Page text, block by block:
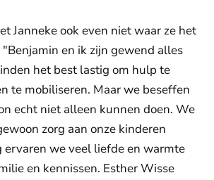
Janneke ook even niet waar ze het
en ik zijn gewend alles
het best lastig om hulp te
te mobiliseren. Maar we beseffen
echt niet alleen kunnen doen. We
zorg aan onze kinderen
ervaren we veel liefde en warmte
en kennissen. Esther Wisse